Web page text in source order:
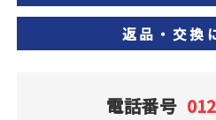
返品・交換
電話番号